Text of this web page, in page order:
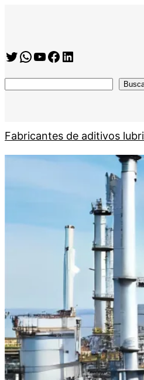
Twitter
WhatsApp
YouTube
Facebook
https://www.linkedin.com/company/shanghai-minglan-chemical-co–ltd
Fabricantes de aditivos